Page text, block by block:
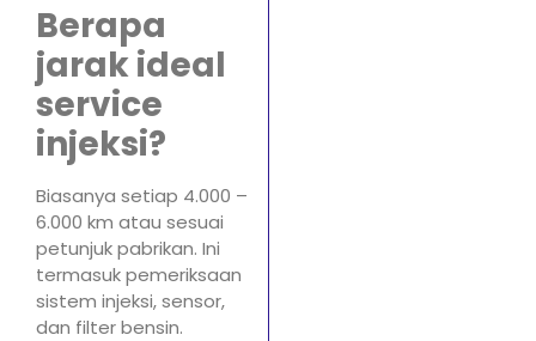
Berapa
jarak ideal
service
injeksi?
Biasanya setiap 4.000 –
6.000 km atau sesuai
petunjuk pabrikan. Ini
termasuk pemeriksaan
sistem injeksi, sensor,
dan filter bensin.